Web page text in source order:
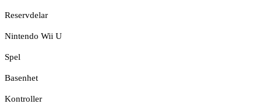
Reservdelar
Nintendo Wii U
Spel
Basenhet
Kontroller